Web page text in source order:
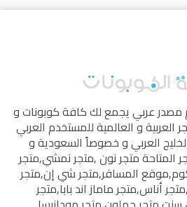
مصدر عربي يجمع لك كافة كوبونات و
و العالمية للمستخدم العربي
العربي و خصوصاً السعودية و
المتاحةمتجر نون,متجر نمشي,متجر
,موقع المسافر,متجر شي إن,متجر
,متجر أناس,متجر ماماز اند بابا,متجر